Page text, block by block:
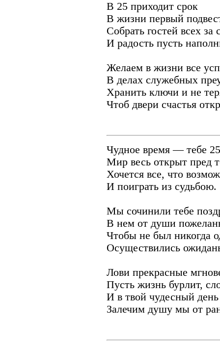
В 25 приходит срок
В жизни первый
Собрать гостей всех за
И радость пусть
Желаем в жизни все
В делах служебных
Хранить ключи и не
Чтоб двери счастья
Чудное время — тебе
Мир весь открыт пред
Хочется все, что
И поиграть из судьбою.
Мы сочинили тебе
В нем от души
Чтобы не был никогда
Осуществились
Лови прекрасные
Пусть жизнь бурлит,
И в твой чудесный
Залечим душу мы от